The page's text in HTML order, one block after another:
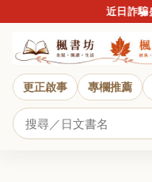
近日詐騙盛行
更正啟事 專欄推薦